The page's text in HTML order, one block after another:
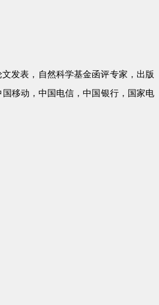
发表，自然科学基金函评专家，出版
移动，中国电信，中国银行，国家电